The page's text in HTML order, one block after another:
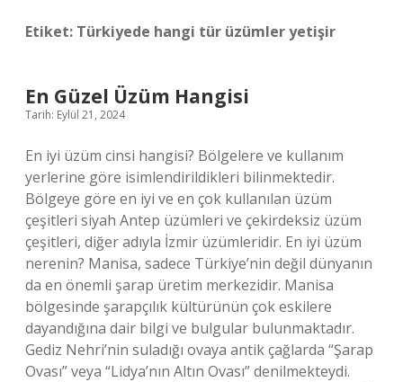
Etiket: Türkiyede hangi tür üzümler yetişir
En Güzel Üzüm Hangisi
Tarih: Eylül 21, 2024
En iyi üzüm cinsi hangisi? Bölgelere ve kullanım
yerlerine göre isimlendirildikleri bilinmektedir.
Bölgeye göre en iyi ve en çok kullanılan üzüm
çeşitleri siyah Antep üzümleri ve çekirdeksiz üzüm
çeşitleri, diğer adıyla İzmir üzümleridir. En iyi üzüm
nerenin? Manisa, sadece Türkiye’nin değil dünyanın
da en önemli şarap üretim merkezidir. Manisa
bölgesinde şarapçılık kültürünün çok eskilere
dayandığına dair bilgi ve bulgular bulunmaktadır.
Gediz Nehri’nin suladığı ovaya antik çağlarda “Şarap
Ovası” veya “Lidya’nın Altın Ovası” denilmekteydi.